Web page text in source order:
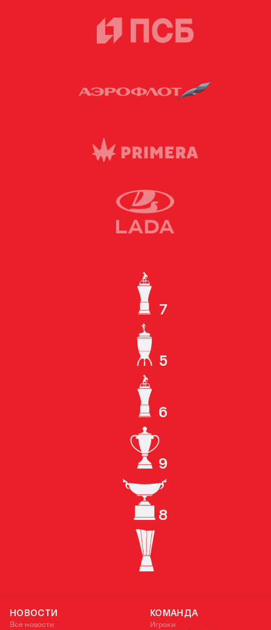
7
5
6
9
8
НОВОСТИ
Все новости
КОМАНДА
Игроки